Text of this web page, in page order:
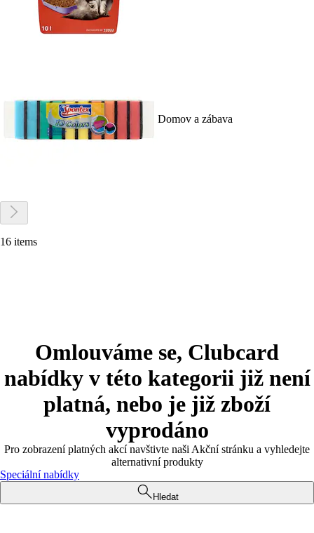
Domov a zábava
16 items
Omlouváme se, Clubcard
nabídky v této kategorii již není
platná, nebo je již zboží
vyprodáno
Pro zobrazení platných akcí navštivte naši Akční stránku a vyhledejte
alternativní produkty
Speciální nabídky
Hledat